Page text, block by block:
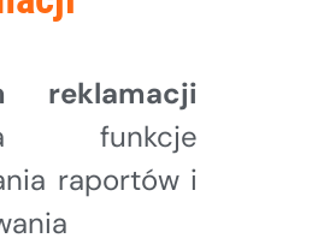
reklamacji
funkcje
raportów i